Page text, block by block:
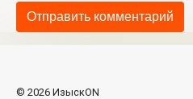
© 2026 ИзыскON